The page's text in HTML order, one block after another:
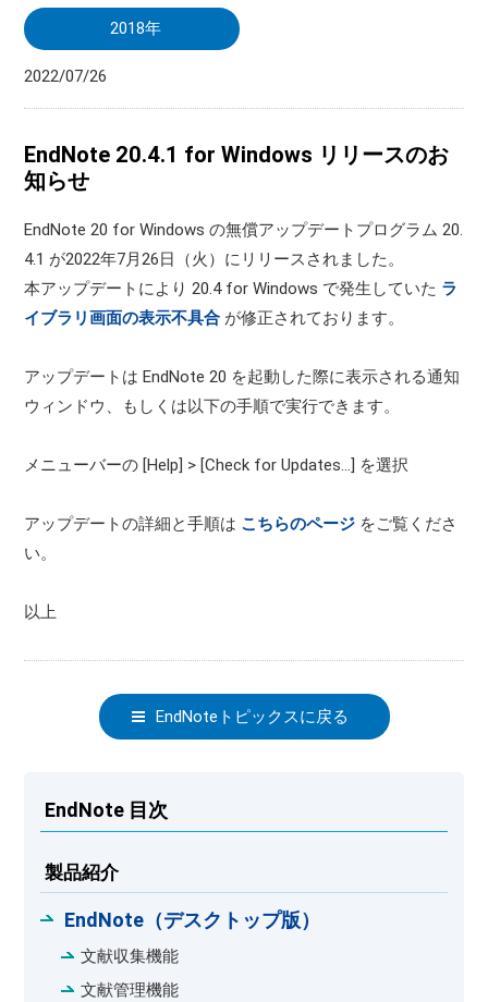
2018年
2022/07/26
EndNote 20.4.1 for Windows リリースのお
知らせ
EndNote 20 for Windows の無償アップデートプログラム 20.
4.1 が2022年7月26日（火）にリリースされました。
本アップデートにより 20.4 for Windows で発生していた ラ
イブラリ画面の表示不具合 が修正されております。
アップデートは EndNote 20 を起動した際に表示される通知
ウィンドウ、もしくは以下の手順で実行できます。
メニューバーの [Help] > [Check for Updates...] を選択
アップデートの詳細と手順は こちらのページ をご覧くださ
い。
以上
EndNoteトピックスに戻る
EndNote 目次
製品紹介
EndNote（デスクトップ版）
文献収集機能
文献管理機能